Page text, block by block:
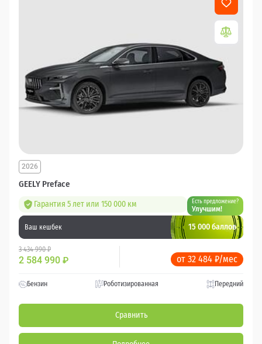
GEELY Preface
2026
Гарантия 5 лет или 150 000 км Есть предложение?
Улучшим!
Ваш кешбек 15 000 баллов
3 434 990 ₽
2 584 990 ₽ от 32 484 ₽/мес
Бензин Роботизированная Передний
Сравнить